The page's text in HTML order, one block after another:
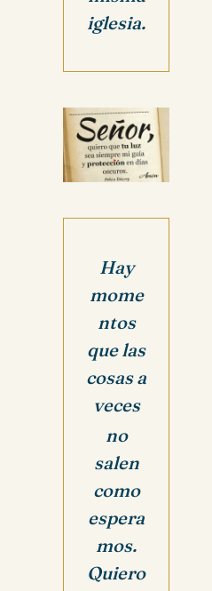
iglesia.
Hay
mome
ntos
que las
cosas a
veces
no
salen
como
espera
mos.
Quiero